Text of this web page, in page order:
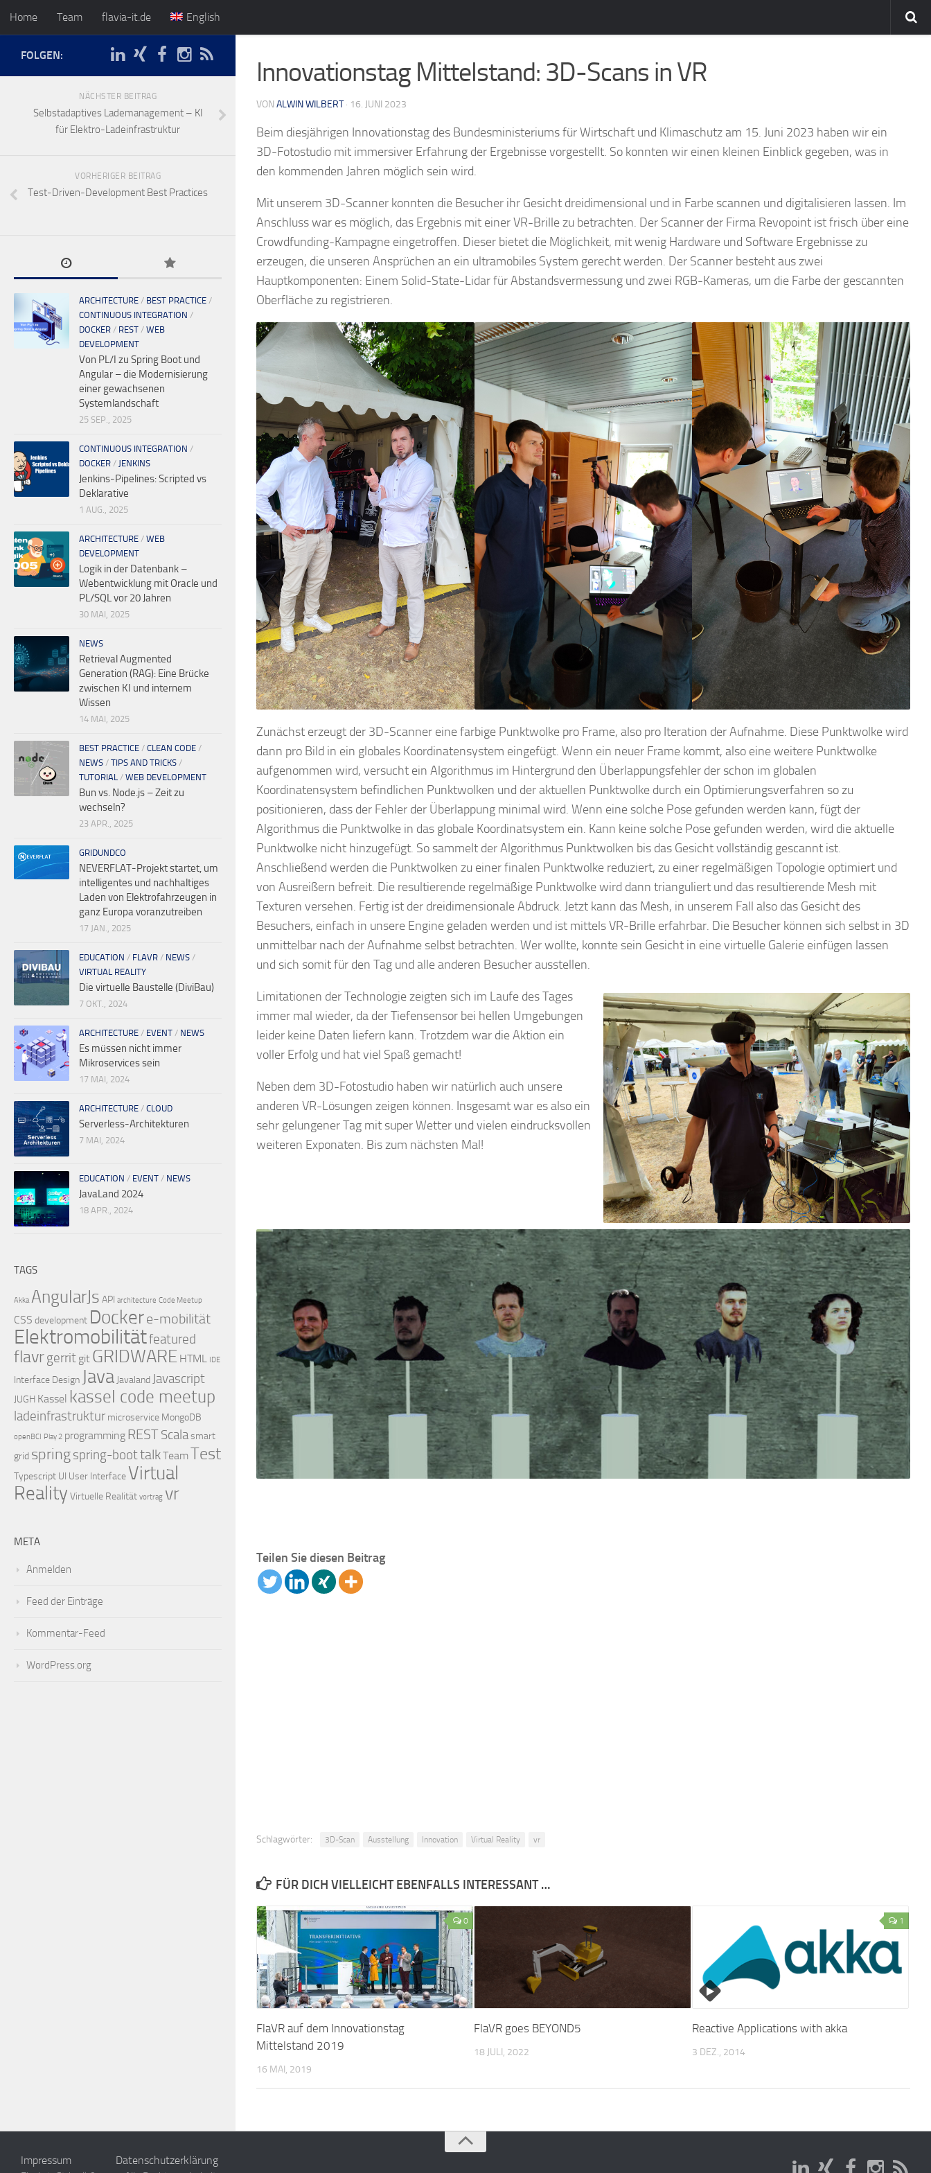
Home Team flavia-it.de English
Innovationstag Mittelstand: 3D-Scans in VR
VON ALWIN WILBERT· 16. JUNI 2023
Beim diesjährigen Innovationstag des Bundesministeriums für Wirtschaft und Klimaschutz am 15. Juni 2023 haben wir ein
3D-Fotostudio mit immersiver Erfahrung der Ergebnisse vorgestellt. So konnten wir einen kleinen Einblick gegeben, was in
den kommenden Jahren möglich sein wird.
Mit unserem 3D-Scanner konnten die Besucher ihr Gesicht dreidimensional und in Farbe scannen und digitalisieren lassen. Im
Anschluss war es möglich, das Ergebnis mit einer VR-Brille zu betrachten. Der Scanner der Firma Revopoint ist frisch über eine
Crowdfunding-Kampagne eingetroffen. Dieser bietet die Möglichkeit, mit wenig Hardware und Software Ergebnisse zu
erzeugen, die unseren Ansprüchen an ein ultramobiles System gerecht werden. Der Scanner besteht aus zwei
Hauptkomponenten: Einem Solid-State-Lidar für Abstandsvermessung und zwei RGB-Kameras, um die Farbe der gescannten
Oberfläche zu registrieren.
Zunächst erzeugt der 3D-Scanner eine farbige Punktwolke pro Frame, also pro Iteration der Aufnahme. Diese Punktwolke wird
dann pro Bild in ein globales Koordinatensystem eingefügt. Wenn ein neuer Frame kommt, also eine weitere Punktwolke
aufgenommen wird, versucht ein Algorithmus im Hintergrund den Überlappungsfehler der schon im globalen
Koordinatensystem befindlichen Punktwolken und der aktuellen Punktwolke durch ein Optimierungsverfahren so zu
positionieren, dass der Fehler der Überlappung minimal wird. Wenn eine solche Pose gefunden werden kann, fügt der
Algorithmus die Punktwolke in das globale Koordinatsystem ein. Kann keine solche Pose gefunden werden, wird die aktuelle
Punktwolke nicht hinzugefügt. So sammelt der Algorithmus Punktwolken bis das Gesicht vollständig gescannt ist.
Anschließend werden die Punktwolken zu einer finalen Punktwolke reduziert, zu einer regelmäßigen Topologie optimiert und
von Ausreißern befreit. Die resultierende regelmäßige Punktwolke wird dann trianguliert und das resultierende Mesh mit
Texturen versehen. Fertig ist der dreidimensionale Abdruck. Jetzt kann das Mesh, in unserem Fall also das Gesicht des
Besuchers, einfach in unsere Engine geladen werden und ist mittels VR-Brille erfahrbar. Die Besucher können sich selbst in 3D
unmittelbar nach der Aufnahme selbst betrachten. Wer wollte, konnte sein Gesicht in eine virtuelle Galerie einfügen lassen
und sich somit für den Tag und alle anderen Besucher ausstellen.
Limitationen der Technologie zeigten sich im Laufe des Tages
immer mal wieder, da der Tiefensensor bei hellen Umgebungen
leider keine Daten liefern kann. Trotzdem war die Aktion ein
voller Erfolg und hat viel Spaß gemacht!
Neben dem 3D-Fotostudio haben wir natürlich auch unsere
anderen VR-Lösungen zeigen können. Insgesamt war es also ein
sehr gelungener Tag mit super Wetter und vielen eindrucksvollen
weiteren Exponaten. Bis zum nächsten Mal!
Teilen Sie diesen Beitrag
Schlagwörter: 3D-Scan Ausstellung Innovation Virtual Reality vr
FÜR DICH VIELLEICHT EBENFALLS INTERESSANT …
0
FlaVR auf dem Innovationstag
Mittelstand 2019
16 MAI, 2019
FlaVR goes BEYOND5
18 JULI, 2022
1
Reactive Applications with akka
3 DEZ., 2014
FOLGEN:
NÄCHSTER BEITRAG
Selbstadaptives Lademanagement – KI
für Elektro-Ladeinfrastruktur
VORHERIGER BEITRAG
Test-Driven-Development Best Practices
ARCHITECTURE / BEST PRACTICE /
CONTINUOUS INTEGRATION /
DOCKER / REST / WEB
DEVELOPMENT
Von PL/I zu Spring Boot und
Angular – die Modernisierung
einer gewachsenen
Systemlandschaft
25 SEP., 2025
CONTINUOUS INTEGRATION /
DOCKER / JENKINS
Jenkins-Pipelines: Scripted vs
Deklarative
1 AUG., 2025
ARCHITECTURE / WEB
DEVELOPMENT
Logik in der Datenbank –
Webentwicklung mit Oracle und
PL/SQL vor 20 Jahren
30 MAI, 2025
NEWS
Retrieval Augmented
Generation (RAG): Eine Brücke
zwischen KI und internem
Wissen
14 MAI, 2025
BEST PRACTICE / CLEAN CODE /
NEWS / TIPS AND TRICKS /
TUTORIAL / WEB DEVELOPMENT
Bun vs. Node.js – Zeit zu
wechseln?
23 APR., 2025
GRIDUNDCO
NEVERFLAT-Projekt startet, um
intelligentes und nachhaltiges
Laden von Elektrofahrzeugen in
ganz Europa voranzutreiben
17 JAN., 2025
EDUCATION / FLAVR / NEWS /
VIRTUAL REALITY
Die virtuelle Baustelle (DiviBau)
7 OKT., 2024
ARCHITECTURE / EVENT / NEWS
Es müssen nicht immer
Mikroservices sein
17 MAI, 2024
ARCHITECTURE / CLOUD
Serverless-Architekturen
7 MAI, 2024
EDUCATION / EVENT / NEWS
JavaLand 2024
18 APR., 2024
TAGS
Akka AngularJs API architecture Code Meetup
CSS development Dockere-mobilität
Elektromobilitätfeatured
flavrgerrit git GRIDWARE HTML IDE
Interface Design Java Javaland Javascript
JUGH Kassel kassel code meetup
ladeinfrastruktur microservice MongoDB
openBCI Play 2 programming RESTScalasmart
grid springspring-boottalkTeamTest
Typescript UI User Interface Virtual
Reality Virtuelle Realität vortrag vr
META
Anmelden
Feed der Einträge
Kommentar-Feed
WordPress.org
Impressum Datenschutzerklärung